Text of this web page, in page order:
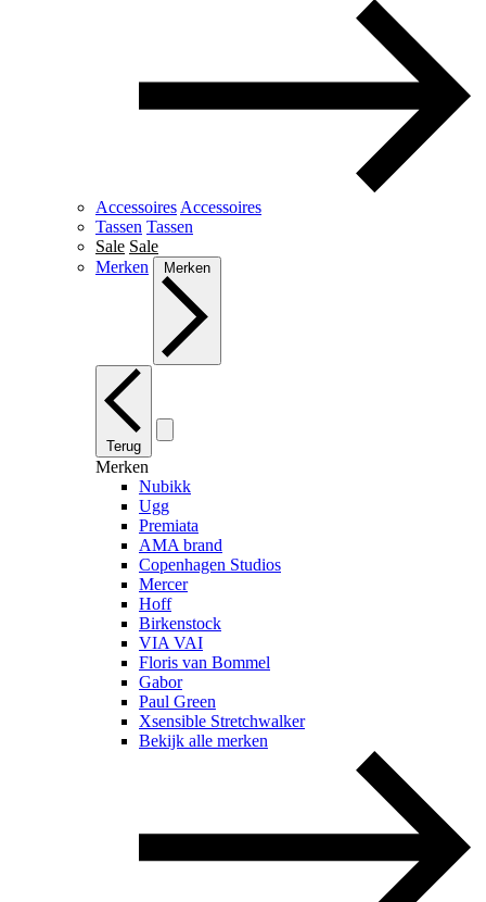
Accessoires Accessoires
Tassen Tassen
Sale Sale
Merken
Merken
Terug
Merken
Nubikk
Ugg
Premiata
AMA brand
Copenhagen Studios
Mercer
Hoff
Birkenstock
VIA VAI
Floris van Bommel
Gabor
Paul Green
Xsensible Stretchwalker
Bekijk alle merken